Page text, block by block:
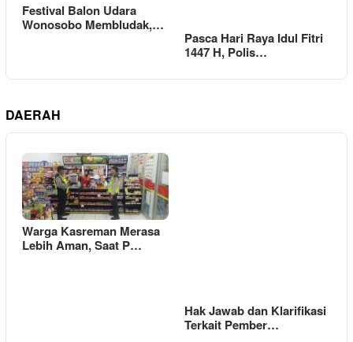
Festival Balon Udara
Wonosobo Membludak,…
Pasca Hari Raya Idul Fitri
1447 H, Polis…
DAERAH
Warga Kasreman Merasa
Lebih Aman, Saat P…
Hak Jawab dan Klarifikasi
Terkait Pember…